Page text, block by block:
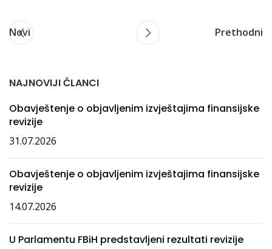
Novi Prethodni
NAJNOVIJI ČLANCI
Obavještenje o objavljenim izvještajima finansijske
revizije
31.07.2026
Obavještenje o objavljenim izvještajima finansijske
revizije
14.07.2026
U Parlamentu FBiH predstavljeni rezultati revizije